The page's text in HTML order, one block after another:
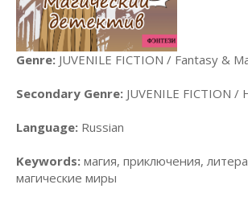
Genre: JUVENILE FICTION / Fantasy &
Secondary Genre: JUVENILE FICTION
Language: Russian
Keywords: магия, приключения,
магические миры